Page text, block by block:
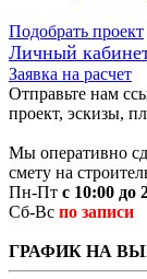
Подобрать проект
Личный
Заявка на расчет
Отправьте нам
проект, эскизы,
Мы оперативно
смету на
Пн-Пт с 10:00 до
Сб-Вс по записи
ГРАФИК НА